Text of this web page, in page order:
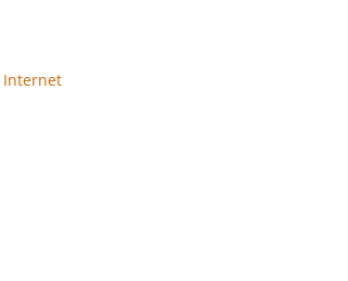
Internet